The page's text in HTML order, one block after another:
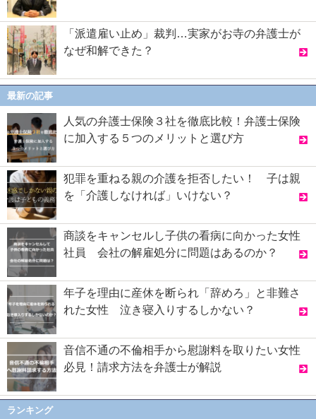
「派遣雇い止め」裁判…実家がお寺の弁護士が
なぜ和解できた？
最新の記事
人気の弁護士保険３社を徹底比較！弁護士保険
に加入する５つのメリットと選び方
犯罪を重ねる親の介護を拒否したい！ 子は親
を「介護しなければ」いけない？
商談をキャンセルし子供の看病に向かった女性
社員 会社の解雇処分に問題はあるのか？
年子を理由に産休を断られ「辞めろ」と非難さ
れた女性 泣き寝入りするしかない？
音信不通の不倫相手から慰謝料を取りたい女性
必見！請求方法を弁護士が解説
ランキング